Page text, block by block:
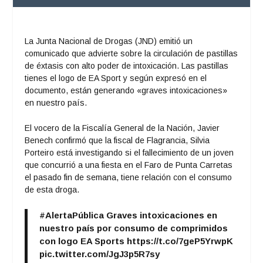
La Junta Nacional de Drogas (JND) emitió un
comunicado que advierte sobre la circulación de pastillas
de éxtasis con alto poder de intoxicación. Las pastillas
tienes el logo de EA Sport y según expresó en el
documento, están generando «graves intoxicaciones»
en nuestro país.
El vocero de la Fiscalía General de la Nación, Javier
Benech confirmó que la fiscal de Flagrancia, Silvia
Porteiro está investigando si el fallecimiento de un joven
que concurrió a una fiesta en el Faro de Punta Carretas
el pasado fin de semana, tiene relación con el consumo
de esta droga.
#AlertaPública Graves intoxicaciones en
nuestro país por consumo de comprimidos
con logo EA Sports https://t.co/7geP5YrwpK
pic.twitter.com/JgJ3p5R7sy